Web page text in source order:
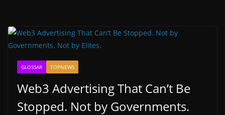
GLOSSAR TOPNEWS
Web3 Advertising That Can’t Be
Stopped. Not by Governments.